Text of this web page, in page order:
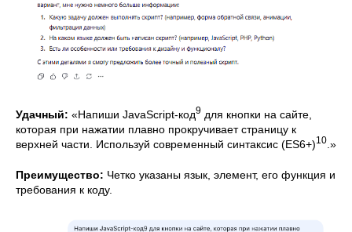
Удачный: «Напиши JavaScript-код9 для кнопки на сайте,
которая при нажатии плавно прокручивает страницу к
верхней части. Используй современный синтаксис (ES6+)10 .»
Преимущество: Четко указаны язык, элемент, его функция и
требования к коду.